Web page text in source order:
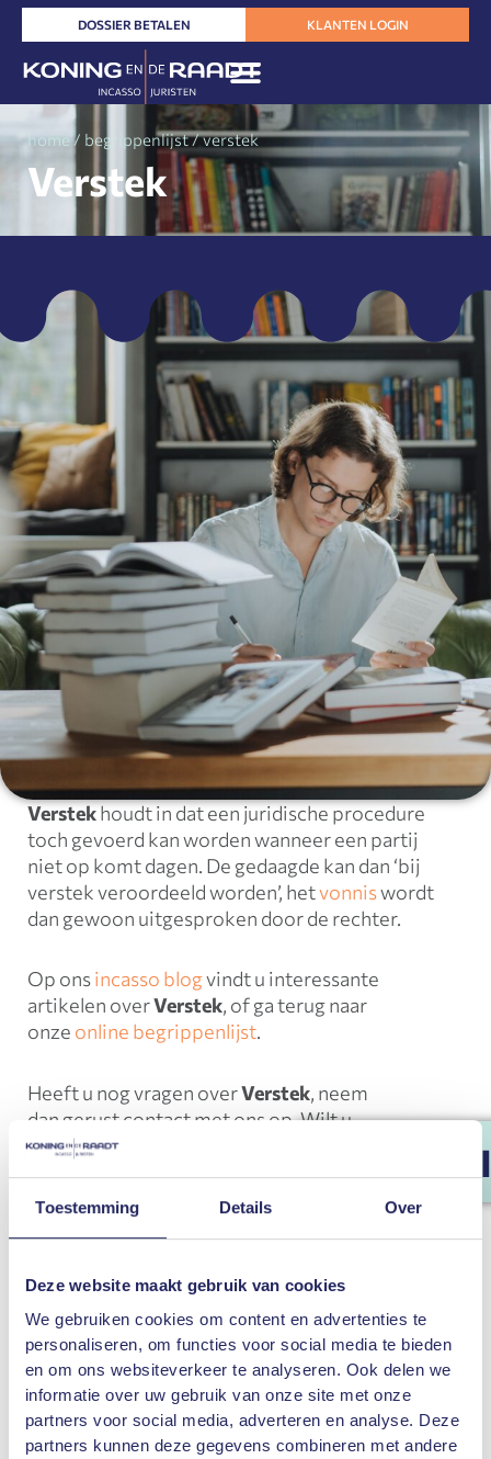
Toestemming Details Over
Deze website maakt gebruik van cookies
We gebruiken cookies om content en advertenties te
personaliseren, om functies voor social media te bieden
en om ons websiteverkeer te analyseren. Ook delen we
informatie over uw gebruik van onze site met onze
partners voor social media, adverteren en analyse. Deze
partners kunnen deze gegevens combineren met andere
naar
DOSSIER BETALEN KLANTEN LOGIN
GRATIS
home/ begrippenlijst/verstek
Verstek
Verstekhoudt in dat een juridische procedure
toch gevoerd kan worden wanneer een partij
niet op komt dagen. De gedaagde kan dan ‘bij
verstek veroordeeld worden’, hetvonniswordt
dan gewoon uitgesproken door de rechter.
Op onsincasso blogvindt u interessante
artikelen overVerstek, of ga terug naar
onze online begrippenlijst.
Heeft u nog vragen overVerstek, neem
dan gerust contact met ons op. Wilt u
meer weten over onze incasso en/of
juridische diensten? Koning en de Raadt
Incasso en Juristen is gespecialiseerd in
incassotrajecten. Wij helpen u met het
debiteurenbeheer. Daarnaast bieden wij
op gebied van huurrecht,
ondernemingsrecht en executierecht.
MAAK EEN AFSPRAAK